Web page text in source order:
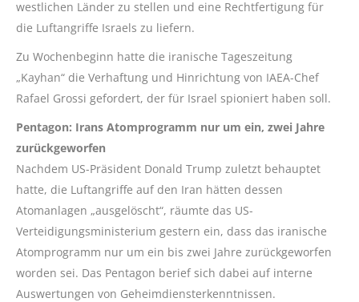
westlichen Länder zu stellen und eine Rechtfertigung für
die Luftangriffe Israels zu liefern.
Zu Wochenbeginn hatte die iranische Tageszeitung
„Kayhan“ die Verhaftung und Hinrichtung von IAEA-Chef
Rafael Grossi gefordert, der für Israel spioniert haben soll.
Pentagon: Irans Atomprogramm nur um ein, zwei Jahre
zurückgeworfen
Nachdem US-Präsident Donald Trump zuletzt behauptet
hatte, die Luftangriffe auf den Iran hätten dessen
Atomanlagen „ausgelöscht“, räumte das US-
Verteidigungsministerium gestern ein, dass das iranische
Atomprogramm nur um ein bis zwei Jahre zurückgeworfen
worden sei. Das Pentagon berief sich dabei auf interne
Auswertungen von Geheimdiensterkenntnissen.